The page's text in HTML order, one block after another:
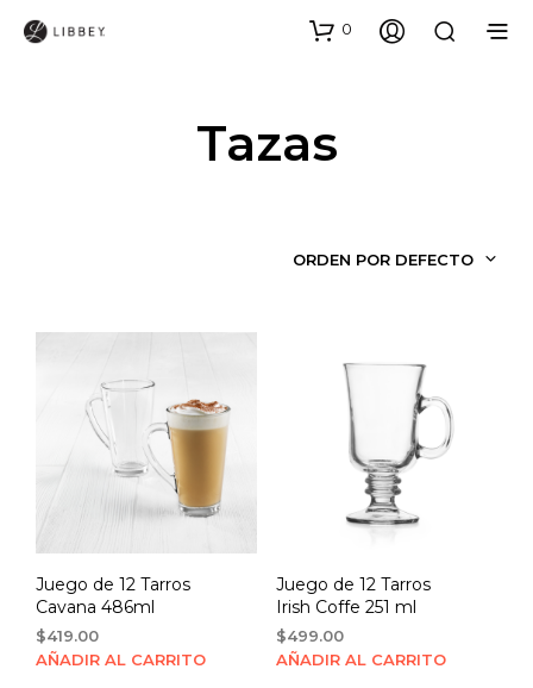
0
Tazas
ORDEN POR DEFECTO
Juego de 12 Tarros
Cavana 486ml
$419.00
AÑADIR AL CARRITO
Juego de 12 Tarros
Irish Coffe 251 ml
$499.00
AÑADIR AL CARRITO